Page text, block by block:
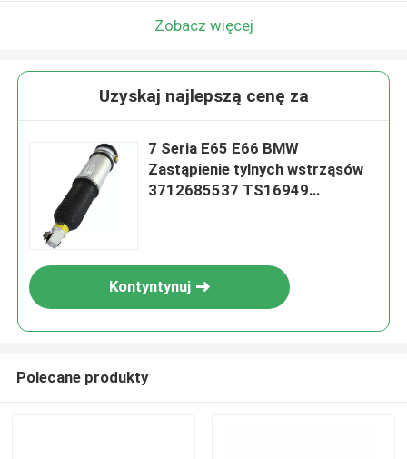
Zobacz więcej
Uzyskaj najlepszą cenę za
7 Seria E65 E66 BMW
Zastąpienie tylnych wstrząsów
3712685537 TS16949
Kontyntynuj
Polecane produkty